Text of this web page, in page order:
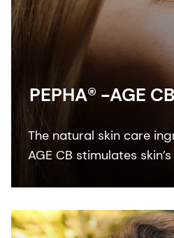
PEPHA® -AGE
The natural skin care
AGE CB stimulates
against the negative
collagen synthesis.